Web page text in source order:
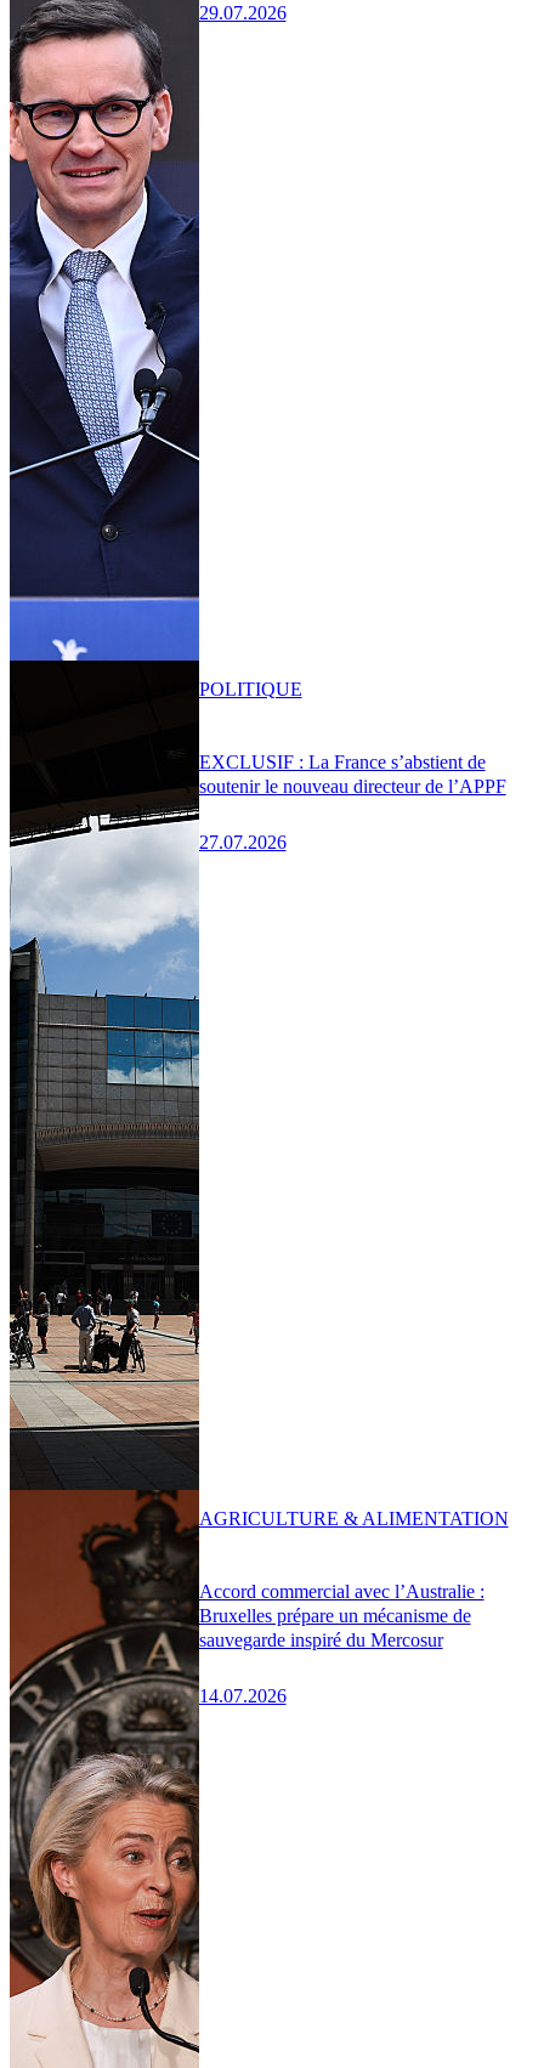
29.07.2026
EXCLUSIF : La France s’abstient de
soutenir le nouveau directeur de l’APPF
27.07.2026
POLITIQUE
Accord commercial avec l’Australie :
Bruxelles prépare un mécanisme de
sauvegarde inspiré du Mercosur
14.07.2026
AGRICULTURE & ALIMENTATION